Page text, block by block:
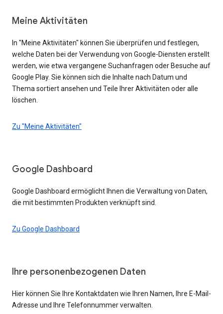
Meine Aktivitäten
In "Meine Aktivitäten" können Sie überprüfen und festlegen,
welche Daten bei der Verwendung von Google-Diensten erstellt
werden, wie etwa vergangene Suchanfragen oder Besuche auf
Google Play. Sie können sich die Inhalte nach Datum und
Thema sortiert ansehen und Teile Ihrer Aktivitäten oder alle
löschen.
Zu "Meine Aktivitäten"
Google Dashboard
Google Dashboard ermöglicht Ihnen die Verwaltung von Daten,
die mit bestimmten Produkten verknüpft sind.
Zu Google Dashboard
Ihre personenbezogenen Daten
Hier können Sie Ihre Kontaktdaten wie Ihren Namen, Ihre E-Mail-
Adresse und Ihre Telefonnummer verwalten.